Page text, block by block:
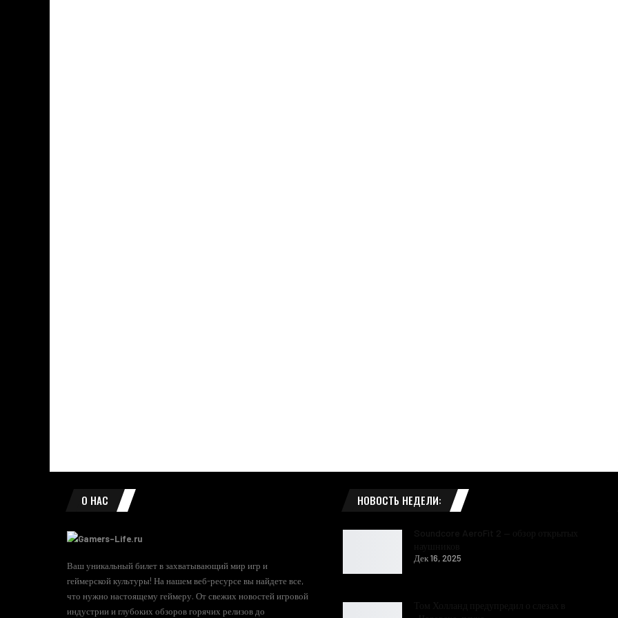
О НАС
Ваш уникальный билет в захватывающий мир игр и
геймерской культуры! На нашем веб-ресурсе вы найдете все,
что нужно настоящему геймеру. От свежих новостей игровой
индустрии и глубоких обзоров горячих релизов до
НОВОСТЬ НЕДЕЛИ:
Дек 16, 2025